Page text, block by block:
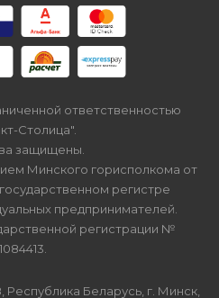
ответственностью
Столица".
защищены.
Минского горисполкома от
регистре
предпринимателей.
регистрации №
Республика Беларусь, г. Минск,